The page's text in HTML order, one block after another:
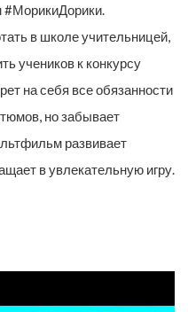
в школе учительницей,
учеников к конкурсу
на себя все обязанности
но забывает
развивает
в увлекательную игру.